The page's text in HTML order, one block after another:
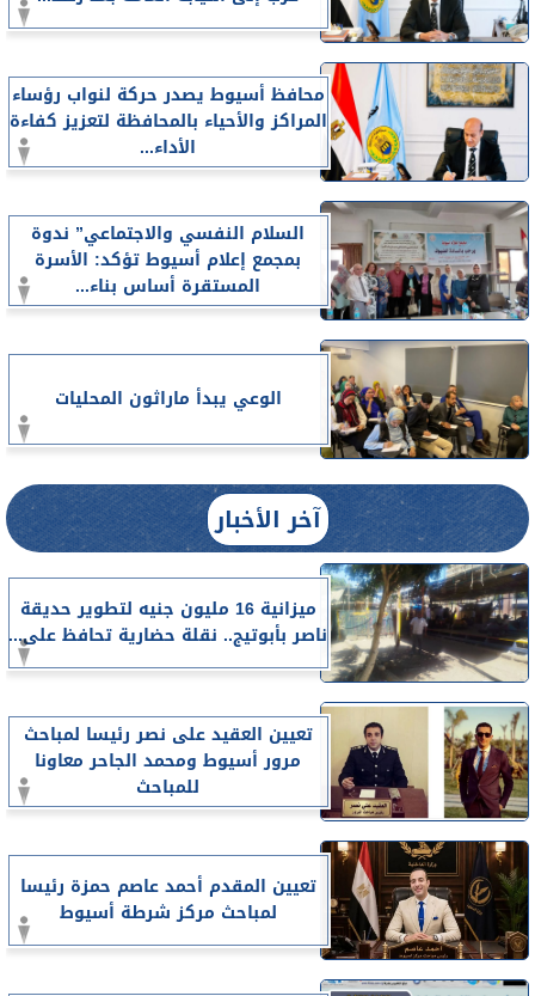
محافظ أسيوط يصدر حركة لنواب رؤساء
المراكز والأحياء بالمحافظة لتعزيز كفاءة
الأداء...
السلام النفسي والاجتماعي” ندوة
بمجمع إعلام أسيوط تؤكد: الأسرة
المستقرة أساس بناء...
الوعي يبدأ ماراثون المحليات
آخر الأخبار
ميزانية 16 مليون جنيه لتطوير حديقة
ناصر بأبوتيج.. نقلة حضارية تحافظ على...
تعيين العقيد على نصر رئيسا لمباحث
مرور أسيوط ومحمد الجاحر معاونا
للمباحث
تعيين المقدم أحمد عاصم حمزة رئيسا
لمباحث مركز شرطة أسيوط